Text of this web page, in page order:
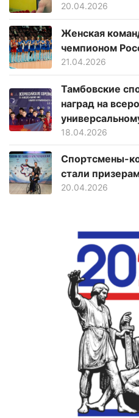
20.04.2026
Женская
чемпионом
21.04.2026
Тамбовские
наград на
18.04.2026
Спортсмены-
стали
20.04.2026